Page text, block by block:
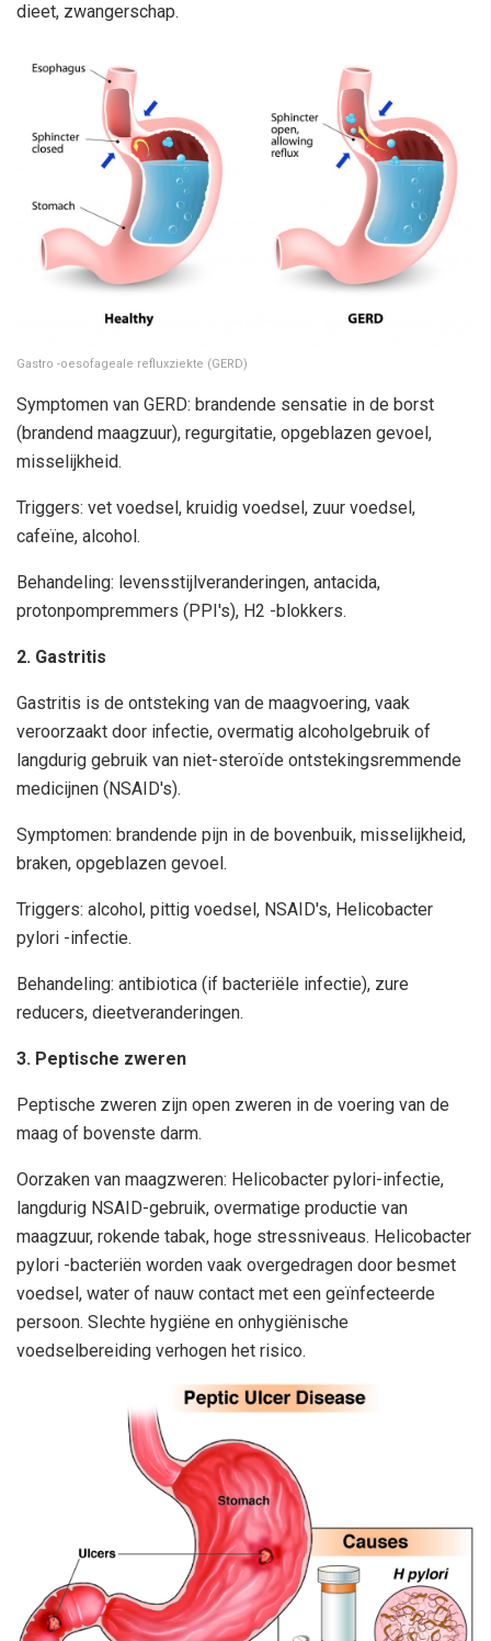
dieet, zwangerschap.
Gastro -oesofageale refluxziekte (GERD)
Symptomen van GERD: brandende sensatie in de borst
(brandend maagzuur), regurgitatie, opgeblazen gevoel,
misselijkheid.
Triggers: vet voedsel, kruidig ​​voedsel, zuur voedsel,
cafeïne, alcohol.
Behandeling: levensstijlveranderingen, antacida,
protonpompremmers (PPI's), H2 -blokkers.
2. Gastritis
Gastritis is de ontsteking van de maagvoering, vaak
veroorzaakt door infectie, overmatig alcoholgebruik of
langdurig gebruik van niet-steroïde ontstekingsremmende
medicijnen (NSAID's).
Symptomen: brandende pijn in de bovenbuik, misselijkheid,
braken, opgeblazen gevoel.
Triggers: alcohol, pittig voedsel, NSAID's, Helicobacter
pylori -infectie.
Behandeling: antibiotica (if bacteriële infectie), zure
reducers, dieetveranderingen.
3. Peptische zweren
Peptische zweren zijn open zweren in de voering van de
maag of bovenste darm.
Oorzaken van maagzweren: Helicobacter pylori-infectie,
langdurig NSAID-gebruik, overmatige productie van
maagzuur, rokende tabak, hoge stressniveaus. Helicobacter
pylori -bacteriën worden vaak overgedragen door besmet
voedsel, water of nauw contact met een geïnfecteerde
persoon. Slechte hygiëne en onhygiënische
voedselbereiding verhogen het risico.